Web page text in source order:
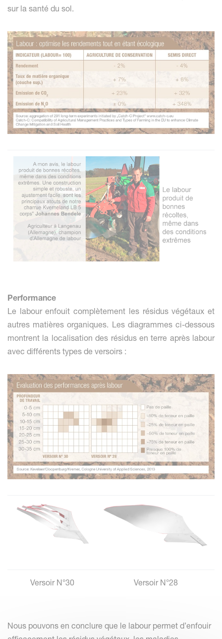
sur la santé du sol.
Performance
Le labour enfouit complètement les résidus végétaux et
autres matières organiques. Les diagrammes ci-dessous
montrent la localisation des résidus en terre après labour
avec différents types de versoirs :
Versoir N°30 Versoir N°28
Nous pouvons en conclure que le labour permet d’enfouir